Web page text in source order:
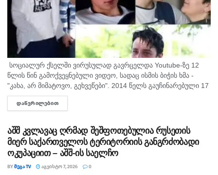
სოციალურ ქსელში ვირუსულად გავრცელდა Youtube-ზე 12
წლის წინ გამოქვეყნებული ვიდეო, სადაც ისმის ბიჭის ხმა -
"კახა, არ მიმატოვო, გეხვეწები". 2014 წელს გაუჩინარებული 17
წლის გურამ დადიანიძის დედა, სოფიო ბიბილაშვილი
აცხადებს,...
ᲓᲐᲬᲕᲠᲘᲚᲔᲑᲘᲗ
აშშ კვლავაც ღრმად შეშფოთებულია რუსეთის
მიერ საქართველოს ტერიტორიის განგრძობადი
ოკუპაციით – აშშ-ის საელჩო
BYᲛᲔᲒᲐ TV ᲐᲒᲕᲘᲡᲢᲝ 7, 2026 0